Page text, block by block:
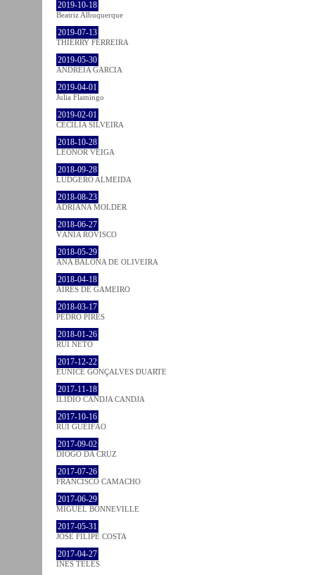
2019-10-18
Beatriz Albuquerque
2019-07-13
THIERRY FERREIRA
2019-05-30
ANDREIA GARCIA
2019-04-01
Julia Flamingo
2019-02-01
CECÍLIA SILVEIRA
2018-10-28
LEONOR VEIGA
2018-09-28
LUDGERO ALMEIDA
2018-08-23
ADRIANA MOLDER
2018-06-27
VÂNIA ROVISCO
2018-05-29
ANA BALONA DE OLIVEIRA
2018-04-18
AIRES DE GAMEIRO
2018-03-17
PEDRO PIRES
2018-01-26
RUI NETO
2017-12-22
EUNICE GONÇALVES DUARTE
2017-11-18
ILIDIO CANDJA CANDJA
2017-10-16
RUI GUEIFÃO
2017-09-02
DIOGO DA CRUZ
2017-07-26
FRANCISCO CAMACHO
2017-06-29
MIGUEL BONNEVILLE
2017-05-31
JOSÉ FILIPE COSTA
2017-04-27
INÊS TELES